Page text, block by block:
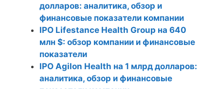
долларов: аналитика, обзор и
финансовые показатели компании
IPO Lifestance Health Group на 640
млн $: обзор компании и финансовые
показатели
IPO Agilon Health на 1 млрд долларов:
аналитика, обзор и финансовые